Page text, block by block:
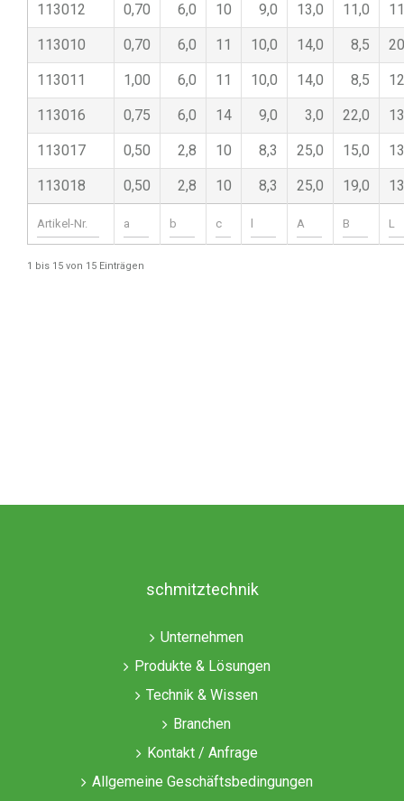
113012 0,70 6,0 10 9,0 13,0 11,0
113010 0,70 6,0 11 10,0 14,0 8,5
113011 1,00 6,0 11 10,0 14,0 8,5
113016 0,75 6,0 14 9,0 3,0 22,0
113017 0,50 2,8 10 8,3 25,0 15,0
113018 0,50 2,8 10 8,3 25,0 19,0
1 bis 15 von 15 Einträgen
schmitztechnik
Unternehmen
Produkte & Lösungen
Technik & Wissen
Branchen
Kontakt / Anfrage
Allgemeine Geschäftsbedingungen